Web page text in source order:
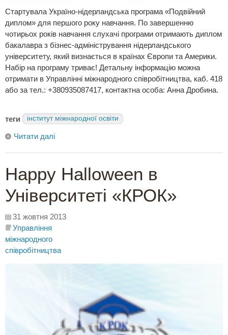
Стартувала Україно-нідерландська програма «Подвійний
диплом» для першого року навчання. По завершенню
чотирьох років навчання слухачі програми отримають диплом
бакалавра з бізнес-адміністрування нідерландського
університету, який визнається в країнах Європи та Америки.
Набір на програму триває! Детальну інформацію можна
отримати в Управлінні міжнародного співробітництва, каб. 418
або за тел.: +380935087417, контактна особа: Анна Дробина.
теги інститут міжнародної освіти
Читати далі
Happy Halloween в
Університеті «КРОК»
31 жовтня 2013
Управління
міжнародного
співробітництва